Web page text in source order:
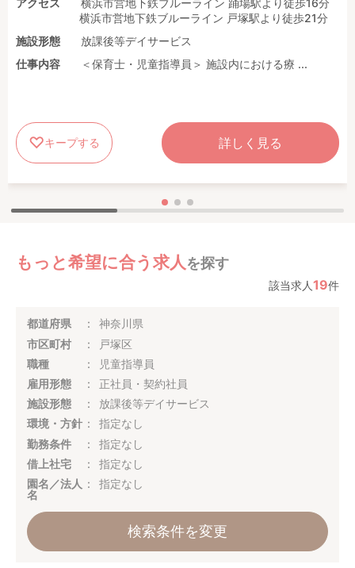
アクセス
横浜市営地下鉄ブルーライン 踊場駅より徒歩16分
横浜市営地下鉄ブルーライン 戸塚駅より徒歩21分
施設形態
放課後等デイサービス
仕事内容
＜保育士・児童指導員＞ 施設内における療 ...
キープする 詳しく見る
もっと希望に合う求人を探す
該当求人19件
都道府県
神奈川県
市区町村
戸塚区
職種
児童指導員
雇用形態
正社員・契約社員
施設形態
放課後等デイサービス
環境・方針
指定なし
勤務条件
指定なし
借上社宅
指定なし
園名／法人
名
指定なし
検索条件を変更